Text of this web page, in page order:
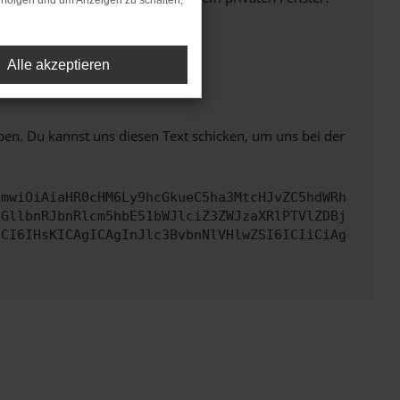
mehr unterstützt werden.
Du kannst uns diesen Text schicken, um uns bei der
Alle akzeptieren